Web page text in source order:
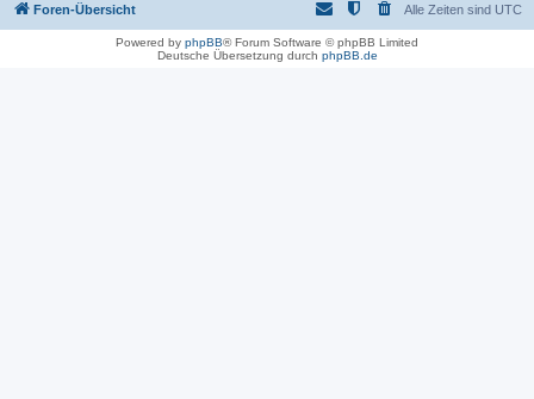
Foren-Übersicht Alle Zeiten sind UTC
Powered by phpBB® Forum Software © phpBB Limited
Deutsche Übersetzung durch phpBB.de